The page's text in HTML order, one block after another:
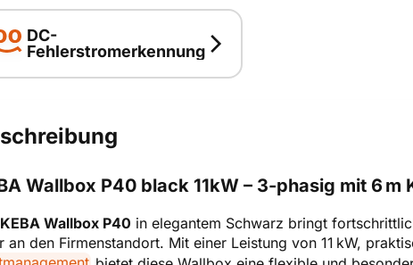
App
smart erklärt
DC-
Fehlerstromerkennung
Fehlerstrom
smart erklärt
Sicherheit
Wallbox P40 black 11kW – 3-phasig mit 6 m
KEBA Wallbox P40 in elegantem Schwarz bringt
an den Firmenstandort. Mit einer Leistung von 11 kW,